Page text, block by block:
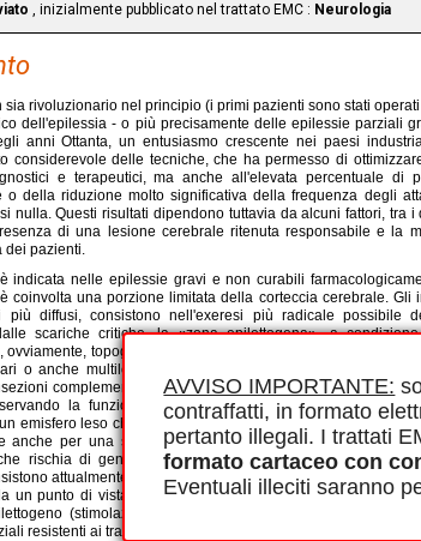
AVVISO IMPORTANTE:
contraffatti, in formato
pertanto illegali. I trattati
formato cartaceo con
Eventuali illeciti saranno
, inizialmente pubblicato nel trattato EMC : Neurologia
sia rivoluzionario nel principio (i primi pazienti sono stati
dell'epilessia - o più precisamente delle epilessie parziali
anni Ottanta, un entusiasmo crescente nei paesi
considerevole delle tecniche, che ha permesso di
e terapeutici, ma anche all'elevata percentuale di
o della riduzione molto significativa della frequenza degli
nulla. Questi risultati dipendono tuttavia da alcuni fattori, tra
di una lesione cerebrale ritenuta responsabile e la
dei pazienti.
indicata nelle epilessie gravi e non curabili
coinvolta una porzione limitata della corteccia cerebrale. Gli
diffusi, consistono nell'exeresi più radicale possibile
scariche critiche, la «zona epilettogena», a
ovviamente, topograficamente ben definita. Si parla allora di
o anche multilobari più o meno estese. Il coinvolgimento
complementari sottopiali multiple, il cui principio è di
la funzione. In condizioni estreme, in alcune
emisfero leso che ha perso la maggior parte delle sue
anche per una semplice disconnessione (emisferotomia),
rischia di generare una emosiderosi tardiva. Gli
attualmente soprattutto nell'interruzione delle vie di
un punto di vista teorico - nella modulazione dei
(stimolazione vagale cronica). Le loro indicazioni
resistenti ai trattamenti farmacologici.